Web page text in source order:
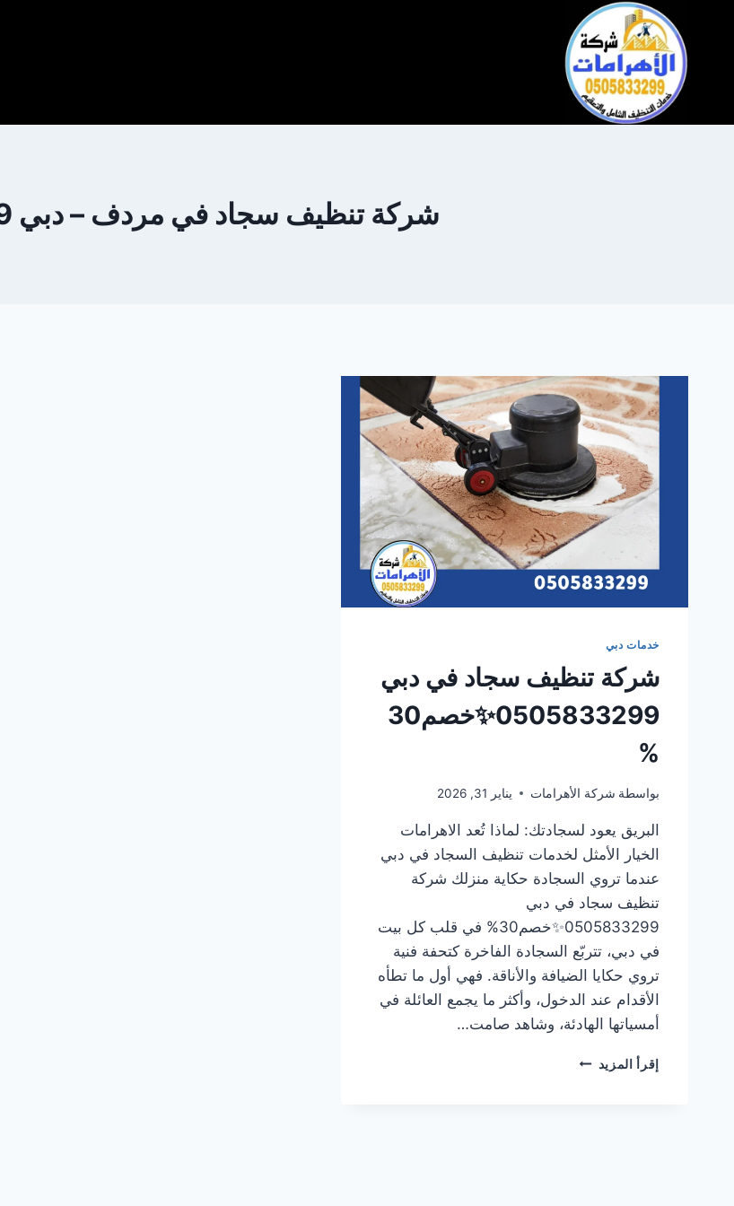
المحتوى
شركة تنظيف سجاد في مردف – دبي 0505833299
خدمات دبي
شركة تنظيف سجاد في دبي
0505833299✨خصم30
%
بواسطة شركة الأهرامات يناير 31, 2026
البريق يعود لسجادتك: لماذا تُعد الاهرامات
الخيار الأمثل لخدمات تنظيف السجاد في دبي
عندما تروي السجادة حكاية منزلك شركة
تنظيف سجاد في دبي
0505833299✨خصم30% في قلب كل بيت
في دبي، تتربّع السجادة الفاخرة كتحفة فنية
تروي حكايا الضيافة والأناقة. فهي أول ما تطأه
الأقدام عند الدخول، وأكثر ما يجمع العائلة في
أمسياتها الهادئة، وشاهد صامت…
إقرأ المزيد شركة